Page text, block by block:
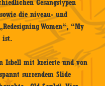
Gesangstypen
die niveau- und
Women“, “My
ist.
Isbell mit kreierte und von
surrendem Slide